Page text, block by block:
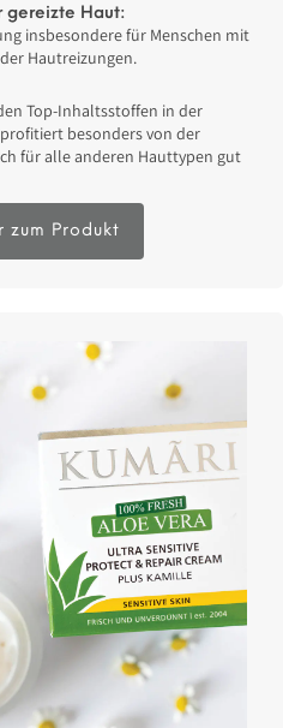
gereizte Haut:
insbesondere für Menschen mit
Hautreizungen.
Top-Inhaltsstoffen in der
besonders von der
für alle anderen Hauttypen gut
zum Produkt